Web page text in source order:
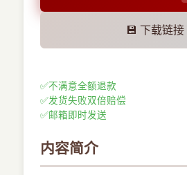
💾 下载链接
✅不满意全额退款
✅发货失败双倍赔偿
✅邮箱即时发送
内容简介